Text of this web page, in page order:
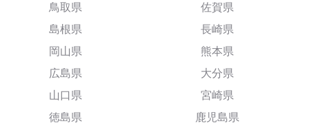
鳥取県
島根県
岡山県
広島県
山口県
徳島県
佐賀県
長崎県
熊本県
大分県
宮崎県
鹿児島県